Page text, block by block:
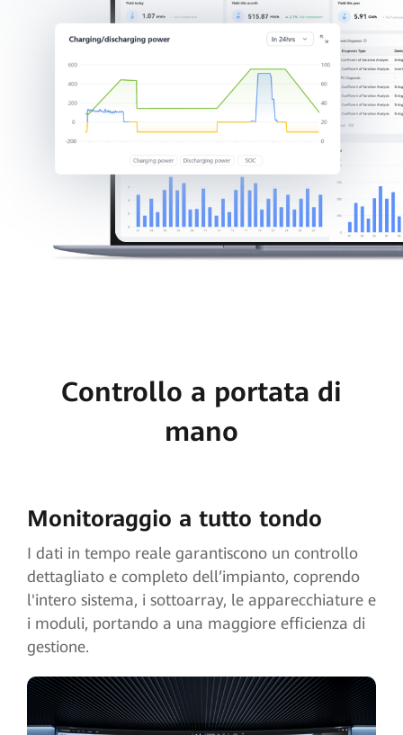
Controllo a portata di
mano
Monitoraggio a tutto tondo
I dati in tempo reale garantiscono un controllo
dettagliato e completo dell’impianto, coprendo
l'intero sistema, i sottoarray, le apparecchiature e
i moduli, portando a una maggiore efficienza di
gestione.